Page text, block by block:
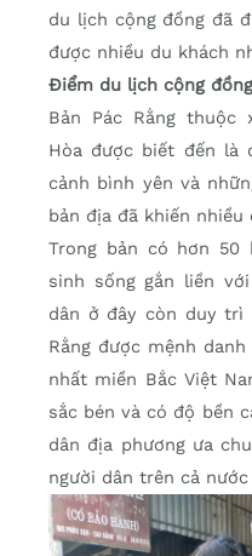
du lịch cộng đồng đã
được nhiều du khách
Điểm du lịch cộng
Bản Pác Rằng thuộc
Hòa được biết đến là
cảnh bình yên và
bản địa đã khiến nhiều
Trong bản có hơn 50
sinh sống gắn liền
dân ở đây còn duy trì
Rằng được mệnh
nhất miền Bắc Việt
sắc bén và có độ bền
dân địa phương ưa
người dân trên cả